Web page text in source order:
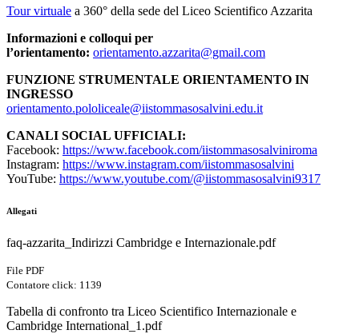
Tour virtuale a 360° della sede del Liceo Scientifico Azzarita
Informazioni e colloqui per
l’orientamento: orientamento.azzarita@gmail.com
FUNZIONE STRUMENTALE ORIENTAMENTO IN
INGRESSO
orientamento.pololiceale@iistommasosalvini.edu.it
CANALI SOCIAL UFFICIALI:
Facebook: https://www.facebook.com/iistommasosalviniroma
Instagram: https://www.instagram.com/iistommasosalvini
YouTube: https://www.youtube.com/@iistommasosalvini9317
Allegati
faq-azzarita_Indirizzi Cambridge e Internazionale.pdf
File PDF
Contatore click: 1139
Tabella di confronto tra Liceo Scientifico Internazionale e
Cambridge International_1.pdf